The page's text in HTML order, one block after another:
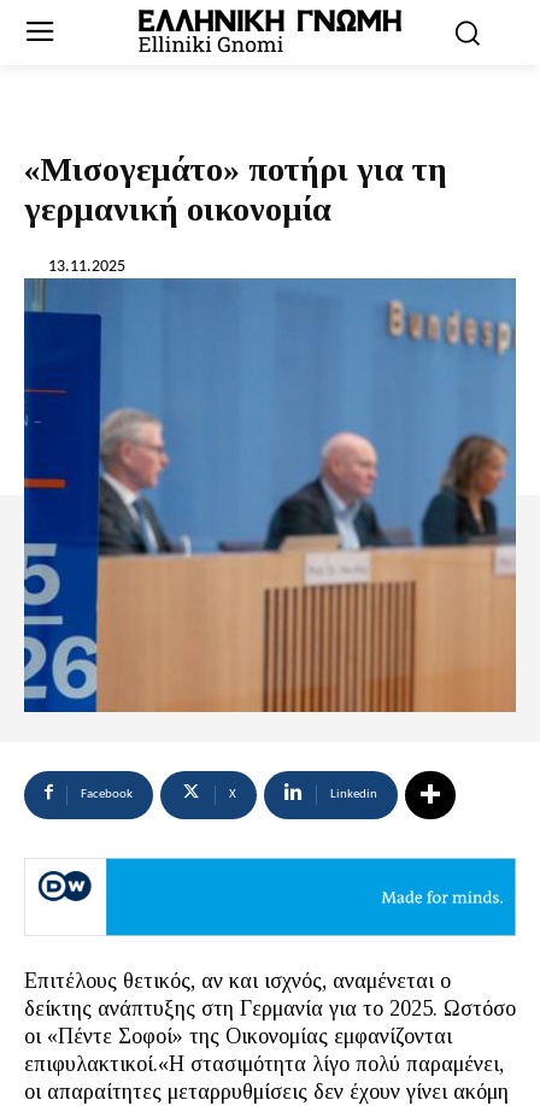
«Mισογεμάτο» ποτήρι για τη
γερμανική οικονομία
13.11.2025
Facebook X Linkedin
Επιτέλους θετικός, αν και ισχνός, αναμένεται ο
δείκτης ανάπτυξης στη Γερμανία για το 2025. Ωστόσο
οι «Πέντε Σοφοί» της Οικονομίας εμφανίζονται
επιφυλακτικοί.«Η στασιμότητα λίγο πολύ παραμένει,
οι απαραίτητες μεταρρυθμίσεις δεν έχουν γίνει ακόμη